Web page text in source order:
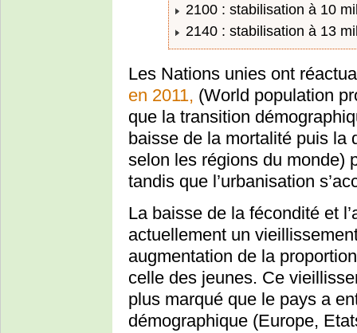
2100 : stabilisation à 10
2140 : stabilisation à 13
Les Nations unies ont
en 2011, (World population
que la transition
baisse de la mortalité puis la
selon les régions du monde)
tandis que l’urbanisation
La baisse de la fécondité et
actuellement un
augmentation de la
celle des jeunes. Ce
plus marqué que le pays a
démographique (Europe,